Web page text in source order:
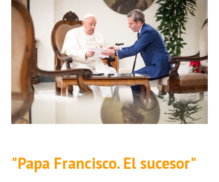
"Papa Francisco. El sucesor"